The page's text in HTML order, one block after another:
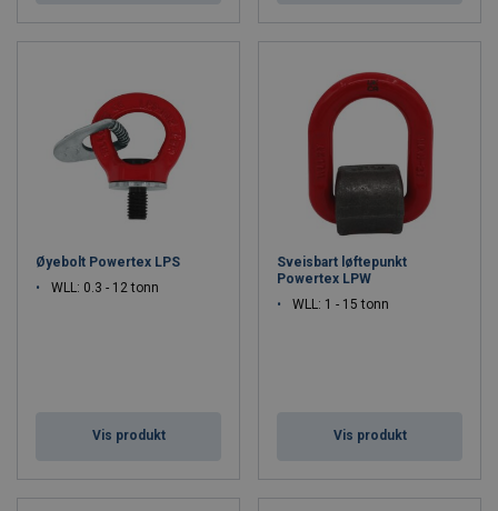
Øyebolt Powertex LPS
WLL: 0.3 - 12 tonn
Vis produkt
Sveisbart løftepunkt
Powertex LPW
WLL: 1 - 15 tonn
Vis produkt